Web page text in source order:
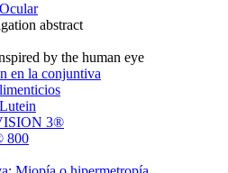
abstract
by the human eye
en la conjuntiva
3®
800